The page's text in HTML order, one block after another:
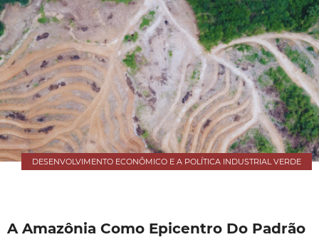
DESENVOLVIMENTO ECONÔMICO E A POLÍTICA INDUSTRIAL VERDE
A Amazônia Como Epicentro Do Padrão